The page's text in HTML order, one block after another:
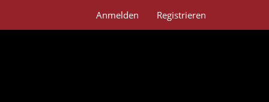
Anmelden Registrieren